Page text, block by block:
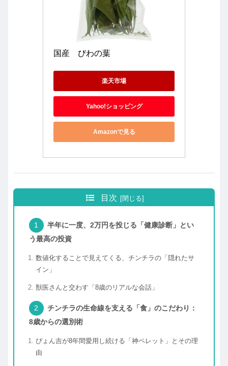
国産　びわの葉
楽天市場
Yahoo!ショッピング
Amazonで見る
目次
半年に一度、2万円を投じる「健康診断」とい
う最高の投資
数値化することで見えてくる、チンチラの「隠れたサ
イン」
獣医さんと交わす「8歳のリアルな会話」
チンチラの生命線を支える「食」のこだわり：
8歳からの選別術
ぴょん吉が8年間愛用し続ける「神ペレット」とその理
由